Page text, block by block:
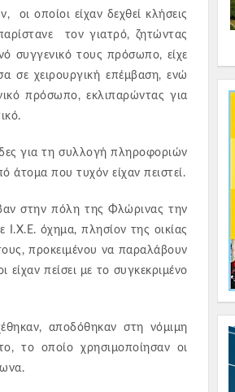
οι οποίοι είχαν δεχθεί κλήσεις
τον γιατρό, ζητώντας
συγγενικό τους πρόσωπο, είχε
σε χειρουργική επέμβαση, ενώ
πρόσωπο, εκλιπαρώντας για
για τη συλλογή πληροφοριών
που τυχόν είχαν πειστεί.
στην πόλη της Φλώρινας την
Ι.Χ.Ε. όχημα, πλησίον της οικίας
προκειμένου να παραλάβουν
πείσει με το συγκεκριμένο
αποδόθηκαν στη νόμιμη
το οποίο χρησιμοποίησαν οι